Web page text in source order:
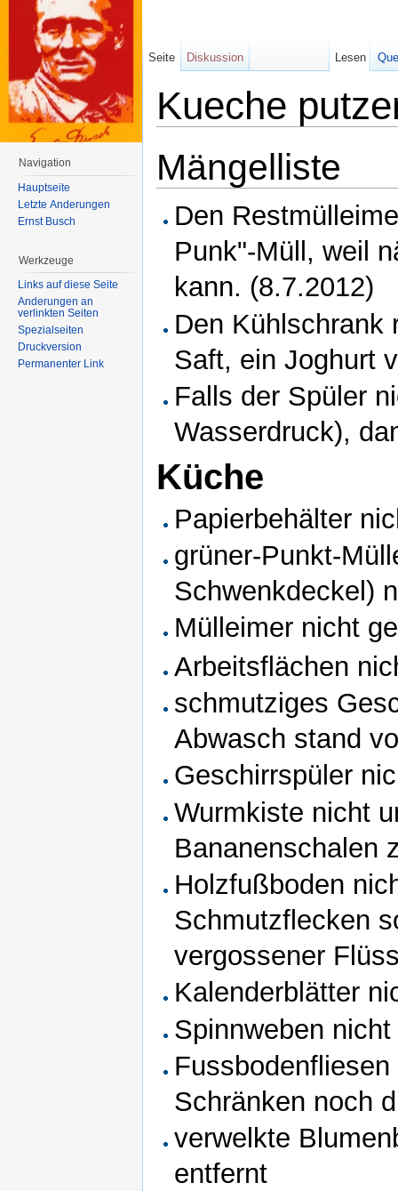
Kueche
Mängelliste
Den
Punk"-Müll, weil
kann. (8.7.2012)
Den Kühlschrank
Saft, ein Joghurt
Falls der Spüler
Wasserdruck),
Küche
Papierbehälter
grüner-Punkt-
Schwenkdeckel)
Mülleimer nicht
Arbeitsflächen
schmutziges
Abwasch stand
Geschirrspüler
Wurmkiste nicht
Bananenschalen
Holzfußboden
Schmutzflecken
vergossener
Kalenderblätter
Spinnweben
Schränken noch
verwelkte
entfernt
Seite Diskussion Lesen
Navigation
Hauptseite
Letzte Änderungen
Ernst Busch
Werkzeuge
Links auf diese Seite
Änderungen an
verlinkten Seiten
Spezialseiten
Druckversion
Permanenter Link